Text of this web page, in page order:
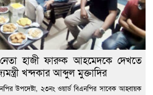
হাজী ফারুক আহমেদকে দেখতে
খন্দকার আব্দুল মুক্তাদির
উপদেষ্টা, ২৩নং ওয়ার্ড বিএনপির সাবেক আহ্বায়ক